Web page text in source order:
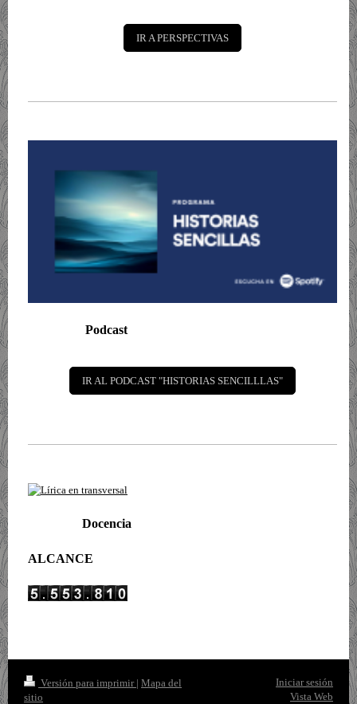
IR A PERSPECTIVAS
Podcast
IR AL PODCAST "HISTORIAS SENCILLLAS"
Docencia
ALCANCE
Versión para imprimir | Mapa del
sitio
Iniciar sesión
Vista Web